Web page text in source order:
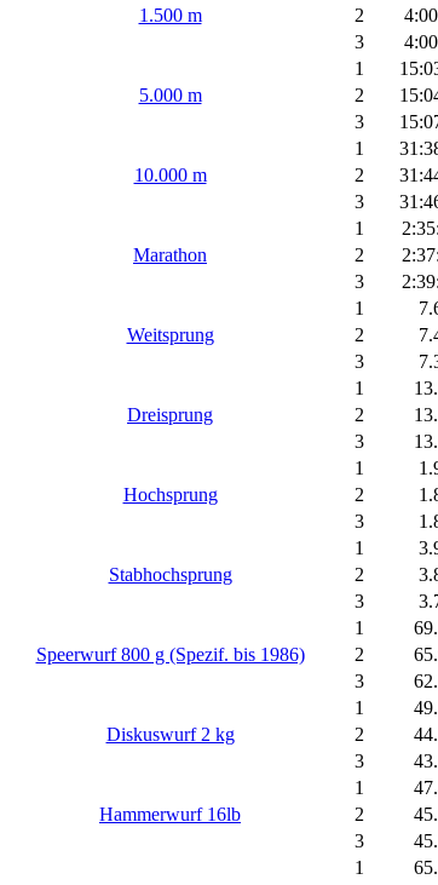
1.500 m
2
3
5.000 m
1
2
3
10.000 m
1
2
3
Marathon
1
2
3
Weitsprung
1
2
3
Dreisprung
1
2
3
Hochsprung
1
2
3
Stabhochsprung
1
2
3
Speerwurf 800 g (Spezif. bis 1986)
1
2
3
Diskuswurf 2 kg
1
2
3
Hammerwurf 16lb
1
2
3
1